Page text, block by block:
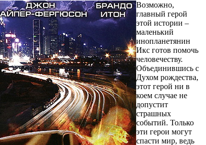
Возможно,
главный герой
этой истории –
маленький
инопланетянин
Икс готов помочь
человечеству.
Объединившись с
Духом рождества,
этот герой ни в
коем случае не
допустит
страшных
событий. Только
эти герои могут
спасти мир, ведь